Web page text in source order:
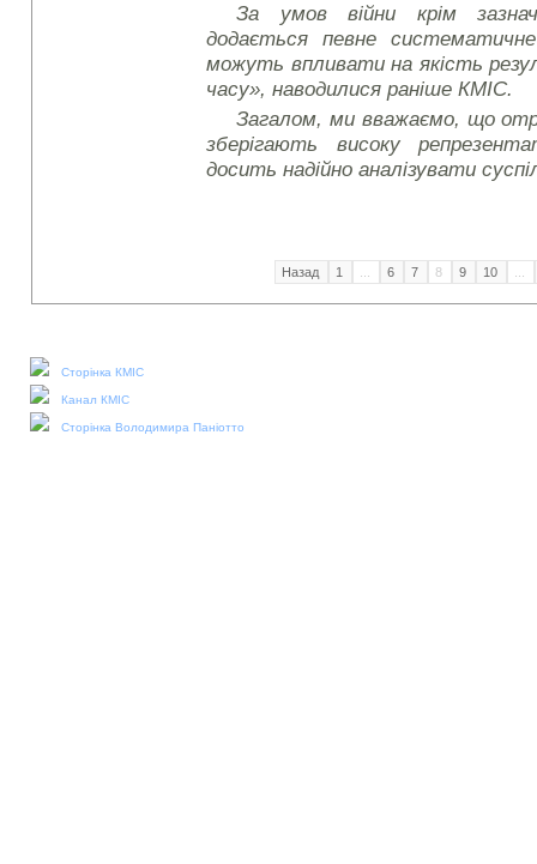
За умов війни крім
додається певне
можуть впливати на якість
часу», наводилися раніше КМІС.
Загалом, ми вважаємо, що
зберігають високу
досить надійно аналізувати
Назад 1 6 7 8 9 10
Сторінка КМІС
Канал КМІС
Сторінка Володимира Паніотто